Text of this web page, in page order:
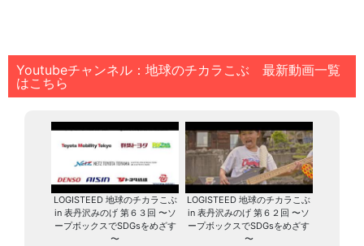
Youtubeチャンネル：地球のチカラこぶ 最新動画一覧
はこちら
LOGISTEED 地球のチカラこぶ
in 表丹沢みのげ 第６３回 〜ソ
ープボックスでSDGsをめざす
〜
LOGISTEED 地球のチカラこぶ
in 表丹沢みのげ 第６２回 〜ソ
ープボックスでSDGsをめざす
〜